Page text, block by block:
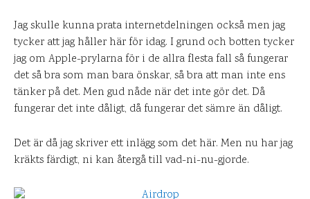
Jag skulle kunna prata internetdelningen också men jag
tycker att jag håller här för idag. I grund och botten tycker
jag om Apple-prylarna för i de allra flesta fall så fungerar
det så bra som man bara önskar, så bra att man inte ens
tänker på det. Men gud nåde när det inte gör det. Då
fungerar det inte dåligt, då fungerar det sämre än dåligt.
Det är då jag skriver ett inlägg som det här. Men nu har jag
kräkts färdigt, ni kan återgå till vad-ni-nu-gjorde.